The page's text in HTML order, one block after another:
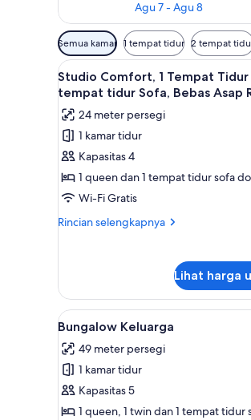
Agu 7 - Agu 8
Filter
tersedia
untuk
kamar
Semua kamar 1 tempat tidur 2 tempat
Lihat
semua
foto
untuk
Studio
Comfort,
1
Tempat
Tidur
tidur
Sofa,
Bebas
Asap
Rokok
8
Studio Comfort, 1 Tempat
tempat tidur Sofa, Bebas Asap
24 meter persegi
1 kamar tidur
Kapasitas 4
1 queen dan 1 tempat tidur sofa
Wi-Fi Gratis
Rincian selengkapnya
Rincian
Comfort,
Tempat
Tidur
Queen
dengan
tempat
tidur
Sofa,
Lihat harga
Lihat
semua
foto
untuk
Bungalow
Keluarga
10
Bungalow Keluarga
49 meter persegi
1 kamar tidur
Kapasitas 5
1 queen, 1 twin dan 1 tempat tidur